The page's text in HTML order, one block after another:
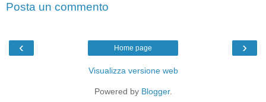
Posta un commento
‹ ›
Home page
Visualizza versione web
Powered by Blogger.